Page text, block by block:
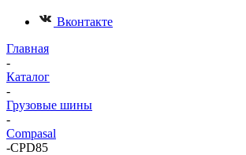
Вконтакте
Главная
-
Каталог
-
Грузовые шины
-
Compasal
-CPD85